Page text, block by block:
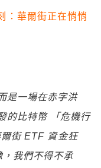
：華爾街正在悄悄
是一場在赤字洪
的比特幣 「危機行
街 ETF 資金狂
我們不得不承